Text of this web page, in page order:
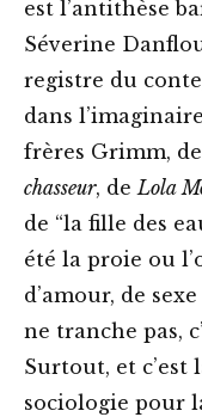
est l’antithèse
Séverine
registre du
dans
frères Grimm,
chasseur, deLola
de “la fille des
été la proie ou
d’amour, de
ne tranche pas,
Surtout, et c’est
sociologie pour